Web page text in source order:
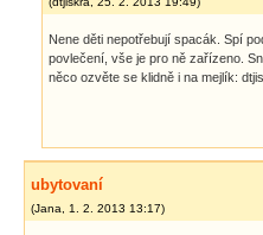
Nene děti nepotřebují spacák. Spí
povlečení, vše je pro ně zařízeno.
něco ozvěte se klidně i na mejlík:
ubytovaní
(Jana 1. 2. 2013 13:17)